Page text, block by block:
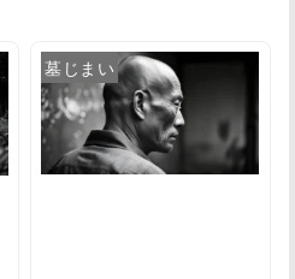
墓じまい